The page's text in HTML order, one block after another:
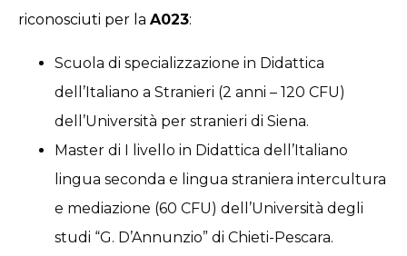
riconosciuti per la A023:
Scuola di specializzazione in Didattica
dell’Italiano a Stranieri (2 anni – 120 CFU)
dell’Università per stranieri di Siena.
Master di I livello in Didattica dell’Italiano
lingua seconda e lingua straniera intercultura
e mediazione (60 CFU) dell’Università degli
studi “G. D’Annunzio” di Chieti-Pescara.